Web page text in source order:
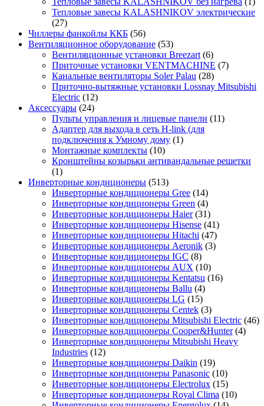
Тепловые завесы KALASHNIKOV электрические
(27)
Чиллеры фанкойлы ККБ (56)
Вентиляционное оборудование (53)
Вентиляционные установки Breezart (6)
Приточные установки VENTMACHINE (7)
Канальные вентиляторы Soler Palau (28)
Приточно-вытяжные установки Lossnay Mitsubishi
Electric (12)
Аксессуары (24)
Пульты управления и лицевые панели (11)
Адаптер для выхода в сеть H-link (для
подключения к Умному дому (1)
Монтажные комплекты (10)
Кронштейны козырьки антивандальные решетки
(1)
Инверторные кондиционеры (513)
Инверторные кондиционеры Gree (14)
Инверторные кондиционеры Green (4)
Инверторные кондиционеры Haier (31)
Инверторные кондиционеры Hisense (41)
Инверторные кондиционеры Hitachi (47)
Инверторные кондиционеры Aeronik (3)
Инверторные кондиционеры IGC (8)
Инверторные кондиционеры AUX (10)
Инверторные кондиционеры Kentatsu (16)
Инверторные кондиционеры Ballu (4)
Инверторные кондиционеры LG (15)
Инверторные кондиционеры Centek (3)
Инверторные кондиционеры Mitsubishi Electric (46)
Инверторные кондиционеры Cooper&Hunter (4)
Инверторные кондиционеры Mitsubishi Heavy
Industries (12)
Инверторные кондиционеры Daikin (19)
Инверторные кондиционеры Panasonic (10)
Инверторные кондиционеры Electrolux (15)
Инверторные кондиционеры Royal Clima (10)